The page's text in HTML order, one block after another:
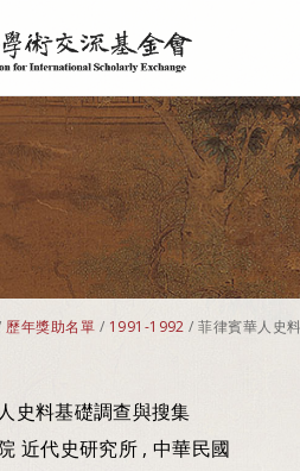
歷年獎助名單 / 1991-1992 /菲律賓華人史
史料基礎調查與搜集
近代史研究所 , 中華民國